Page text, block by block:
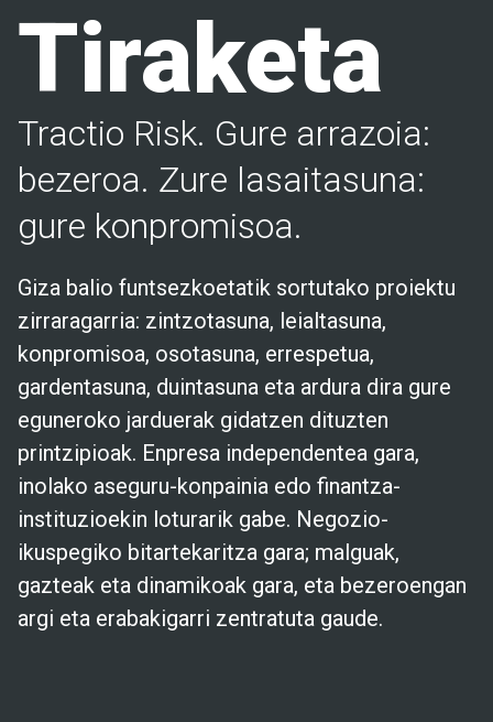
Tiraketa
Tractio Risk. Gure arrazoia:
bezeroa. Zure lasaitasuna:
gure konpromisoa.
Giza balio funtsezkoetatik sortutako proiektu
zirraragarria: zintzotasuna, leialtasuna,
konpromisoa, osotasuna, errespetua,
gardentasuna, duintasuna eta ardura dira gure
eguneroko jarduerak gidatzen dituzten
printzipioak. Enpresa independentea gara,
inolako aseguru-konpainia edo finantza-
instituzioekin loturarik gabe. Negozio-
ikuspegiko bitartekaritza gara; malguak,
gazteak eta dinamikoak gara, eta bezeroengan
argi eta erabakigarri zentratuta gaude.